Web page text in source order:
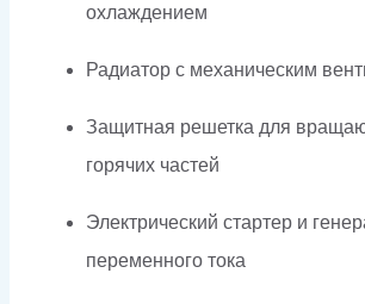
охлаждением
Радиатор с механическим
Защитная решетка для
горячих частей
Электрический стартер и
переменного тока